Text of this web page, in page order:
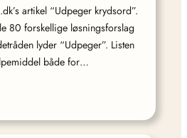
artikel “Udpeger krydsord”.
80 forskellige løsningsforslag
lyder “Udpeger”. Listen
både for…